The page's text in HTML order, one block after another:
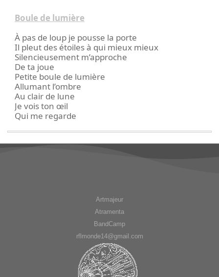
Boule de lumière
À pas de loup je pousse la porte
Il pleut des étoiles à qui mieux mieux
Silencieusement m’approche
De ta joue
Petite boule de lumière
Allumant l’ombre
Au clair de lune
Je vois ton œil
Qui me regarde
Artmajeur
Atramenta
BandCamp
rflmonde14@gmail.com